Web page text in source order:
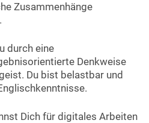
Zusammenhänge
durch eine
Denkweise
Du bist belastbar und
Dich für digitales Arbeiten